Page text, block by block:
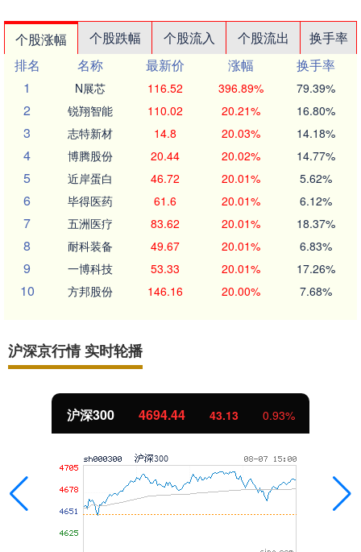
个股涨幅 个股跌幅 个股流入 个股流出
换手率
排名
名称 最新价 涨幅
换手率
1
N展芯 116.52 396.89% 79.39%
2 锐翔智能 110.02 20.21% 16.80%
3 志特新材 14.8 20.03% 14.18%
4 博腾股份 20.44 20.02% 14.77%
5 近岸蛋白 46.72 20.01% 5.62%
6 毕得医药 61.6 20.01% 6.12%
7 五洲医疗 83.62 20.01% 18.37%
8 耐科装备 49.67 20.01% 6.83%
9 一博科技 53.33 20.01% 17.26%
10 方邦股份 146.16 20.00% 7.68%
沪深京行情 实时轮播
沪深300 4694.44 43.13 0.93%